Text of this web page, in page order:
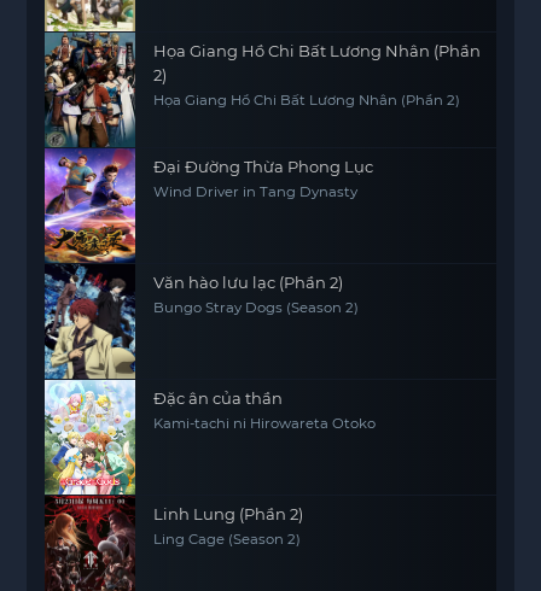
Họa Giang Hồ Chi Bất Lương Nhân (Phần
2)
Họa Giang Hồ Chi Bất Lương Nhân (Phần 2)
Đại Đường Thừa Phong Lục
Wind Driver in Tang Dynasty
Văn hào lưu lạc (Phần 2)
Bungo Stray Dogs (Season 2)
Đặc ân của thần
Kami-tachi ni Hirowareta Otoko
Linh Lung (Phần 2)
Ling Cage (Season 2)